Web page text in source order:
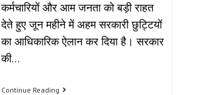
कर्मचारियों और आम जनता को बड़ी राहत
देते हुए जून महीने में अहम सरकारी छुट्टियों
का आधिकारिक ऐलान कर दिया है। सरकार
की…
Continue Reading